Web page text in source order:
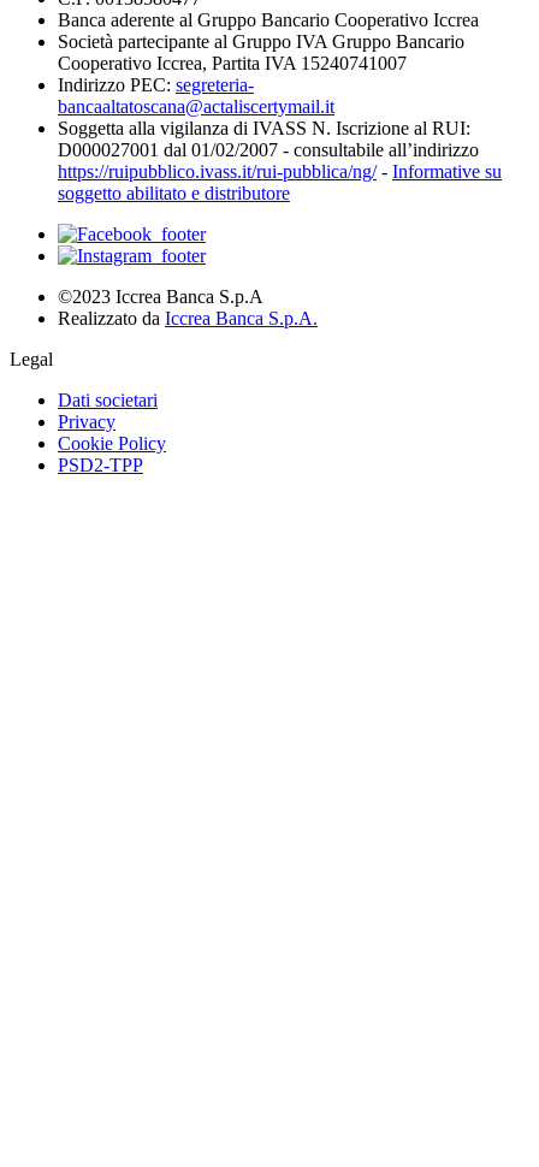
Banca aderente al Gruppo Bancario Cooperativo Iccrea
Società partecipante al Gruppo IVA Gruppo Bancario
Cooperativo Iccrea, Partita IVA 15240741007
Indirizzo PEC: segreteria-
bancaaltatoscana@actaliscertymail.it
Soggetta alla vigilanza di IVASS N. Iscrizione al RUI:
D000027001 dal 01/02/2007 - consultabile all’indirizzo
https://ruipubblico.ivass.it/rui-pubblica/ng/- Informative su
soggetto abilitato e distributore
©2023 Iccrea Banca S.p.A
Realizzato da Iccrea Banca S.p.A.
Legal
Dati societari
Privacy
Cookie Policy
PSD2-TPP